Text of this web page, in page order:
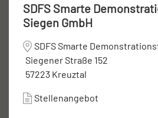
SDFS Smarte
Siegen GmbH
SDFS Smarte
Siegener Straße 152
57223 Kreuztal
Stellenangebot